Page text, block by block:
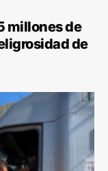
millones de
de